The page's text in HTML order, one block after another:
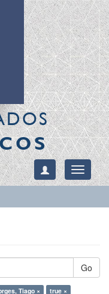
Toggle
Go
Tiago ×
true ×